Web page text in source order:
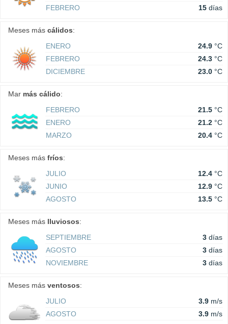
FEBRERO
15 días
Meses más cálidos:
ENERO
24.9 °C
FEBRERO
24.3 °C
DICIEMBRE
23.0 °C
Mar más cálido:
FEBRERO
21.5 °C
ENERO
21.2 °C
MARZO
20.4 °C
Meses más fríos:
JULIO
12.4 °C
JUNIO
12.9 °C
AGOSTO
13.5 °C
Meses más lluviosos:
SEPTIEMBRE
3 días
AGOSTO
3 días
NOVIEMBRE
3 días
Meses más ventosos:
JULIO
3.9 m/s
AGOSTO
3.9 m/s